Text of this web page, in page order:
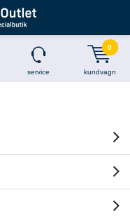
service kundvagn
0